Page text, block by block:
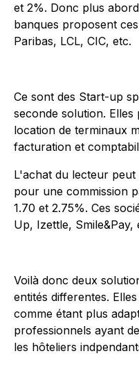
et 2%. Donc plus
banques proposent
Paribas, LCL, CIC, etc.
Ce sont des Start-up
seconde solution.
location de terminaux
facturation et
L'achat du lecteur
pour une commission
1.70 et 2.75%. Ces
Up, Izettle, Smile&Pay,
Voilà donc deux
entités differentes.
comme étant plus
professionnels ayant
les hôteliers